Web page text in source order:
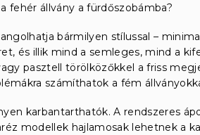
fehér állvány a fürdőszobámba?
bármilyen stílussal –
és illik mind a semleges, mind a
pasztell törölközőkkel a friss
számíthatok a fém
karbantarthatók. A rendszeres
modellek hajlamosak lehetnek a